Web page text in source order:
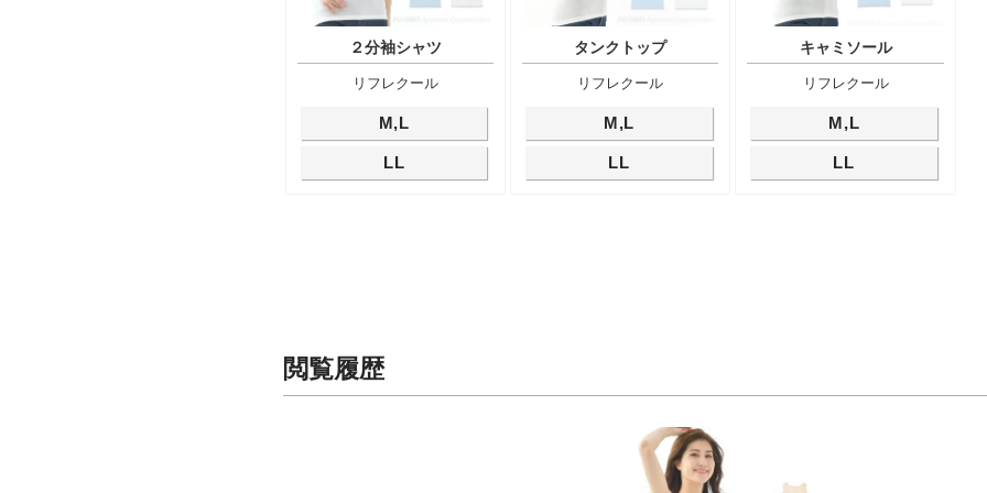
２分袖シャツ
リフレクール
M,L
LL
タンクトップ
リフレクール
M,L
LL
キャミソール
リフレクール
M,L
LL
閲覧履歴